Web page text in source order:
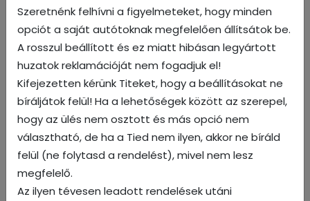
02 / EX
Szeretnénk felhívni a figyelmeteket, hogy minden
opciót a saját autótoknak megfelelően állítsátok be.
A rosszul beállított és ez miatt hibásan legyártott
huzatok reklamációját nem fogadjuk el!
Kifejezetten kérünk Titeket, hogy a beállításokat ne
bíráljátok felül! Ha a lehetőségek között az szerepel,
hogy az ülés nem osztott és más opció nem
választható, de ha a Tied nem ilyen, akkor ne bíráld
felül (ne folytasd a rendelést), mivel nem lesz
megfelelő.
Az ilyen tévesen leadott rendelések utáni